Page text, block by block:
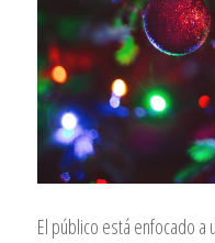
El público está enfocado